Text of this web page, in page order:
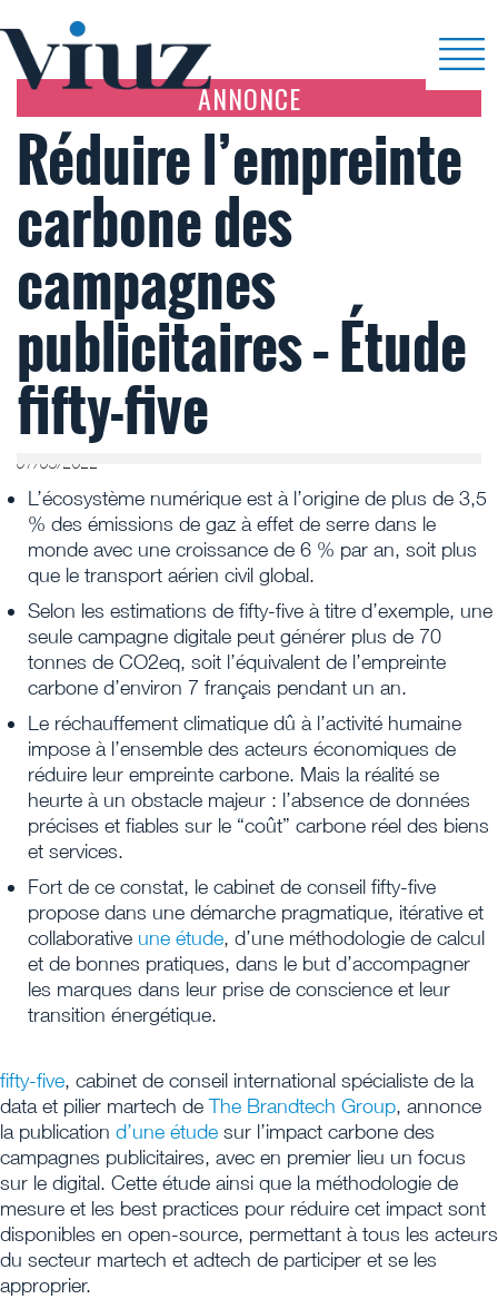
ANNONCE
Réduire l’empreinte
carbone des
campagnes
publicitaires – Étude
fifty-five
07/03/2022
L’écosystème numérique est à l’origine de plus de 3,5
% des émissions de gaz à effet de serre dans le
monde avec une croissance de 6 % par an, soit plus
que le transport aérien civil global.
Selon les estimations de fifty-five à titre d’exemple, une
seule campagne digitale peut générer plus de 70
tonnes de CO2eq, soit l’équivalent de l’empreinte
carbone d’environ 7 français pendant un an.
Le réchauffement climatique dû à l’activité humaine
impose à l’ensemble des acteurs économiques de
réduire leur empreinte carbone. Mais la réalité se
heurte à un obstacle majeur : l’absence de données
précises et fiables sur le “coût” carbone réel des biens
et services.
Fort de ce constat, le cabinet de conseil fifty-five
propose dans une démarche pragmatique, itérative et
collaborative une étude, d’une méthodologie de calcul
et de bonnes pratiques, dans le but d’accompagner
les marques dans leur prise de conscience et leur
transition énergétique.
fifty-five, cabinet de conseil international spécialiste de la
data et pilier martech deThe Brandtech Group, annonce
la publication d’une étude sur l’impact carbone des
campagnes publicitaires, avec en premier lieu un focus
sur le digital. Cette étude ainsi que la méthodologie de
mesure et les best practices pour réduire cet impact sont
disponibles en open-source, permettant à tous les acteurs
du secteur martech et adtech de participer et se les
approprier.